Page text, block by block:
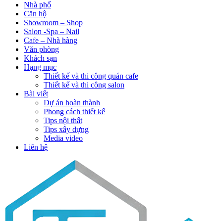
Nhà phố
Căn hộ
Showroom – Shop
Salon -Spa – Nail
Cafe – Nhà hàng
Văn phòng
Khách sạn
Hạng mục
Thiết kế và thi công quán cafe
Thiết kế và thi công salon
Bài viết
Dự án hoàn thành
Phong cách thiết kế
Tips nội thất
Tips xây dựng
Media video
Liên hệ